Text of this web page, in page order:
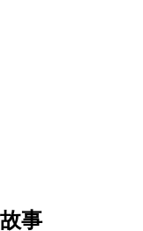
事